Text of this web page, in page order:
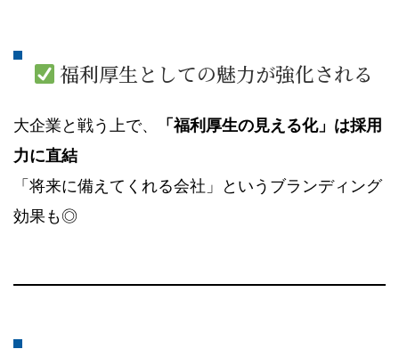
福利厚生としての魅力が強化される
大企業と戦う上で、
「福利厚生の見える化」は採用
力に直結
「将来に備えてくれる会社」というブランディング
効果も◎